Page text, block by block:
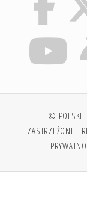
© POLSKIE
ZASTRZEŻONE.